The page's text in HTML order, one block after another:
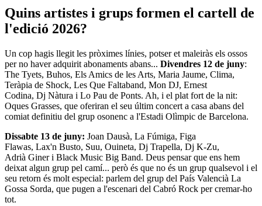
Quins artistes i grups formen el cartell de
l'edició 2026?
Un cop hagis llegit les pròximes línies, potser et maleiràs els ossos
per no haver adquirit abonaments abans... Divendres 12 de juny:
The Tyets, Buhos, Els Amics de les Arts, Maria Jaume, Clima,
Teràpia de Shock, Les Que Faltaband, Mon DJ, Ernest
Codina, Dj Nàtura i Lo Pau de Ponts. Ah, i el plat fort de la nit:
Oques Grasses, que oferiran el seu últim concert a casa abans del
comiat definitiu del grup osonenc a l'Estadi Olìmpic de Barcelona.
Dissabte 13 de juny: Joan Dausà, La Fúmiga, Figa
Flawas, Lax'n Busto, Suu, Ouineta, Dj Trapella, Dj K-Zu,
Adrià Giner i Black Music Big Band. Deus pensar que ens hem
deixat algun grup pel camí... però és que no és un grup qualsevol i el
seu retorn és molt especial: parlem del grup del País Valencià La
Gossa Sorda, que pugen a l'escenari del Cabró Rock per cremar-ho
tot.